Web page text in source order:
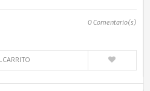
0Comentario(s)
CARRITO